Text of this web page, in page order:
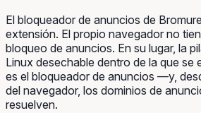
El bloqueador de anuncios de
extensión. El propio navegador no
bloqueo de anuncios. En su lugar, la
Linux desechable dentro de la que se
es el bloqueador de anuncios —y,
del navegador, los dominios de
resuelven.